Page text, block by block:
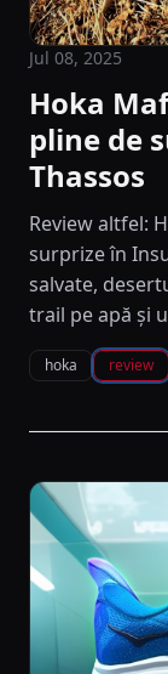
Jul 08, 2025
Hoka
pline de
Thassos
Review altfel:
surprize în
salvate,
trail pe apă și
hoka review